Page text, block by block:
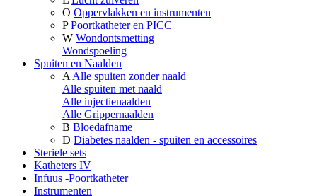
O Oppervlakken en instrumenten
P Poortkatheter en PICC
W Wondontsmetting
Wondspoeling
Spuiten en Naalden
A Alle spuiten zonder naald
Alle spuiten met naald
Alle injectienaalden
Alle Grippernaalden
B Bloedafname
D Diabetes naalden - spuiten en accessoires
Steriele sets
Katheters IV
Infuus -Poortkatheter
Instrumenten